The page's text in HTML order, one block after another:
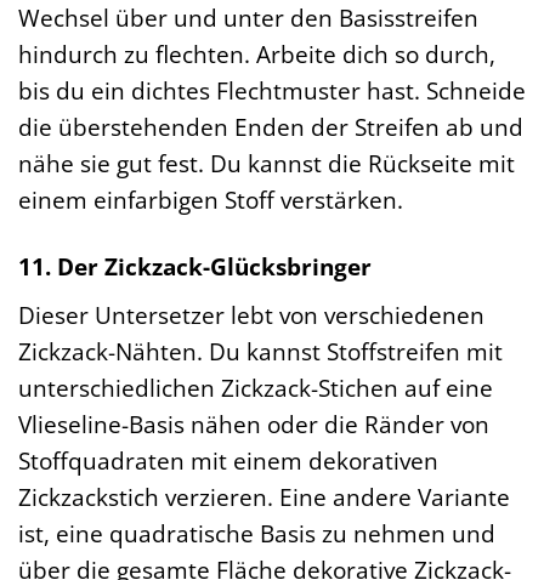
Wechsel über und unter den Basisstreifen
hindurch zu flechten. Arbeite dich so durch,
bis du ein dichtes Flechtmuster hast. Schneide
die überstehenden Enden der Streifen ab und
nähe sie gut fest. Du kannst die Rückseite mit
einem einfarbigen Stoff verstärken.
11. Der Zickzack-Glücksbringer
Dieser Untersetzer lebt von verschiedenen
Zickzack-Nähten. Du kannst Stoffstreifen mit
unterschiedlichen Zickzack-Stichen auf eine
Vlieseline-Basis nähen oder die Ränder von
Stoffquadraten mit einem dekorativen
Zickzackstich verzieren. Eine andere Variante
ist, eine quadratische Basis zu nehmen und
über die gesamte Fläche dekorative Zickzack-